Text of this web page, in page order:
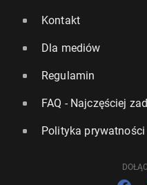
Polski od 1989 roku"
Kontakt
Dla mediów
Regulamin
FAQ - Najczęściej
Polityka